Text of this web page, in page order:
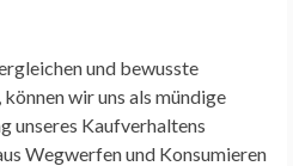
und bewusste
wir uns als mündige
unseres Kaufverhaltens
Wegwerfen und Konsumieren